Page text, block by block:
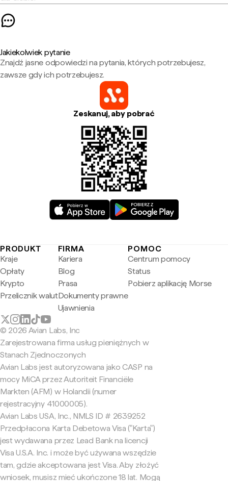
Jakiekolwiek pytanie
Znajdź jasne odpowiedzi na pytania, których potrzebujesz,
zawsze gdy ich potrzebujesz.
Zeskanuj, aby pobrać
PRODUKT
Kraje
Opłaty
Krypto
Przelicznik walut
FIRMA
Kariera
Blog
Prasa
Dokumenty prawne
Ujawnienia
POMOC
Centrum pomocy
Status
Pobierz aplikację Morse
© 2026 Avian Labs, Inc
Zarejestrowana firma usług pieniężnych w
Stanach Zjednoczonych
Avian Labs jest autoryzowana jako CASP na
mocy MiCA przez Autoriteit Financiële
Markten (AFM) w Holandii (numer
rejestracyjny 41000005).
Avian Labs USA, Inc., NMLS ID # 2639252
Przedpłacona Karta Debetowa Visa ("Karta")
jest wydawana przez Lead Bank na licencji
Visa U.S.A. Inc. i może być używana wszędzie
tam, gdzie akceptowana jest Visa. Aby złożyć
wniosek, musisz mieć ukończone 18 lat. Mogą